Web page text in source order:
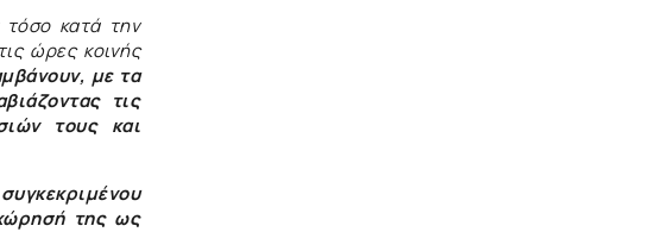
κατά την
ώρες κοινής
με τα
τις
τους και
της ως